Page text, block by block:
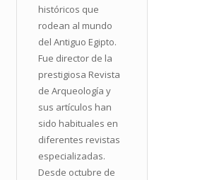
históricos que
rodean al mundo
del Antiguo Egipto.
Fue director de la
prestigiosa Revista
de Arqueología y
sus artículos han
sido habituales en
diferentes revistas
especializadas.
Desde octubre de